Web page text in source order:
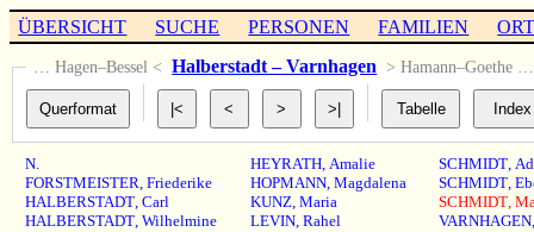
ÜBERSICHT SUCHE PERSONEN FAMILIEN
… Hagen–Bessel < Halberstadt – Varnhagen > Hamann–Goethe …
N.
FORSTMEISTER,Friederike
HALBERSTADT,Carl
HALBERSTADT,Wilhelmine
HEYRATH, Amalie
HOPMANN, Magdalena
KUNZ, Maria
LEVIN, Rahel
SCHMIDT,
SCHMIDT,
SCHMIDT,
VARNHAGEN